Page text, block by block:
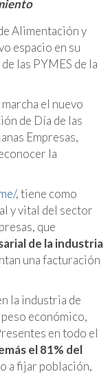
Alimentación y
espacio en su
las PYMES de la
el nuevo
de Día de las
Empresas,
la
, tiene como
y vital del sector
que
de la industria
una facturación
la industria de
económico,
en todo el
el 81% del
a fijar población,